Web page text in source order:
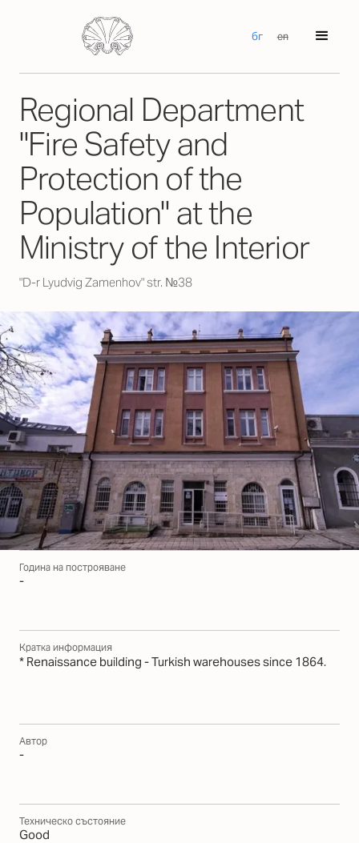
бг en
Regional Department
"Fire Safety and
Protection of the
Population" at the
Ministry of the Interior
"D-r Lyudvig Zamenhov" str. №38
Година на построяване
-
Кратка информация
* Renaissance building - Turkish warehouses since 1864.
Автор
-
Техническо състояние
Good